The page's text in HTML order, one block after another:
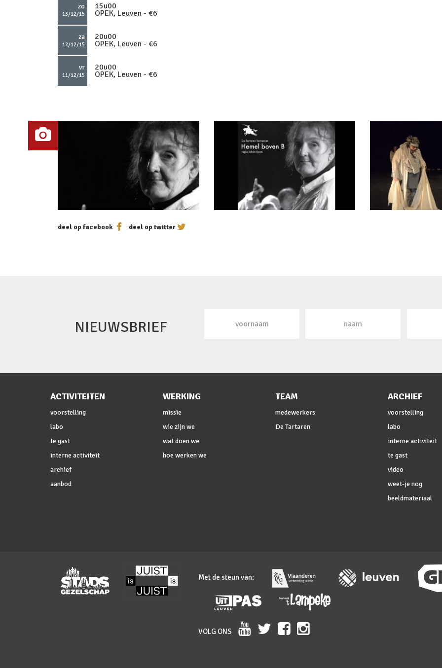
zo
13/12/15
15u00
OPEK, Leuven - €6
za
12/12/15
20u00
OPEK, Leuven - €6
vr
11/12/15
20u00
OPEK, Leuven - €6
deel op facebook deel op twitter
NIEUWSBRIEF
ACTIVITEITEN
voorstelling
labo
te gast
interne activiteit
archief
aanbod
WERKING
missie
wie zijn we
wat doen we
hoe werken we
TEAM
medewerkers
De Tartaren
ARCHIEF
voorstelling
labo
interne activiteit
te gast
video
weet-je nog
beeldmateriaal
Met de steun van:
VOLG ONS